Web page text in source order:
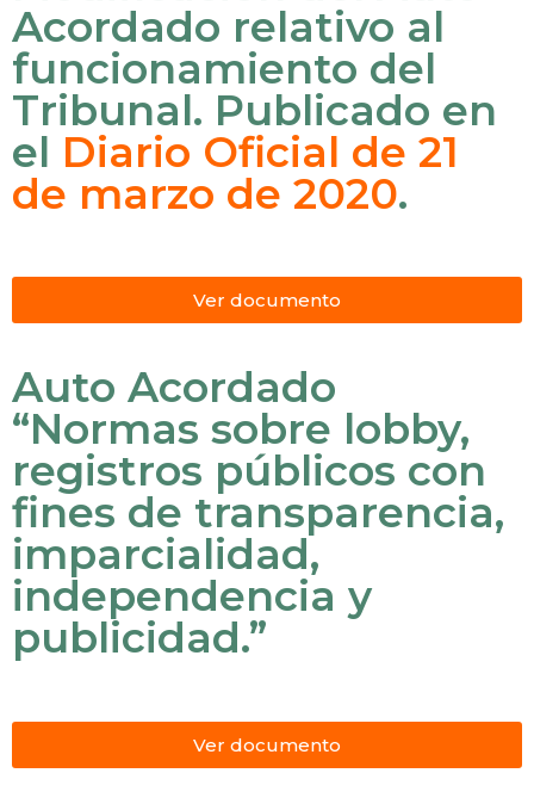
Acordado relativo al
funcionamiento del
Tribunal. Publicado en
el Diario Oficial de 21
de marzo de 2020.
Ver documento
Auto Acordado
“Normas sobre lobby,
registros públicos con
fines de transparencia,
imparcialidad,
independencia y
publicidad.”
Ver documento